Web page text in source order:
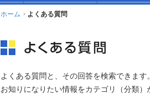
ホーム よくある質問
よくある質問と、その回答を検索できます。
お知りになりたい情報をカテゴリ（分類）